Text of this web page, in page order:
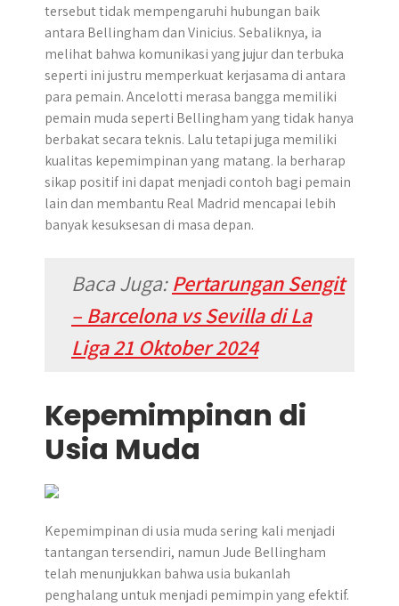
tersebut tidak mempengaruhi hubungan baik
antara Bellingham dan Vinicius. Sebaliknya, ia
melihat bahwa komunikasi yang jujur dan terbuka
seperti ini justru memperkuat kerjasama di antara
para pemain. Ancelotti merasa bangga memiliki
pemain muda seperti Bellingham yang tidak hanya
berbakat secara teknis. Lalu tetapi juga memiliki
kualitas kepemimpinan yang matang. Ia berharap
sikap positif ini dapat menjadi contoh bagi pemain
lain dan membantu Real Madrid mencapai lebih
banyak kesuksesan di masa depan.
Baca Juga:Pertarungan Sengit
– Barcelona vs Sevilla di La
Liga 21 Oktober 2024
Kepemimpinan di
Usia Muda
Kepemimpinan di usia muda sering kali menjadi
tantangan tersendiri, namun Jude Bellingham
telah menunjukkan bahwa usia bukanlah
penghalang untuk menjadi pemimpin yang efektif.